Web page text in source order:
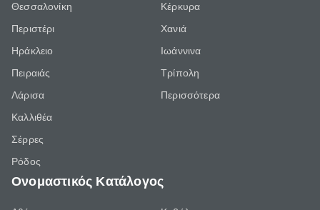
Θεσσαλονίκη
Περιστέρι
Ηράκλειο
Πειραιάς
Λάρισα
Καλλιθέα
Σέρρες
Ρόδος
Κέρκυρα
Χανιά
Ιωάννινα
Τρίπολη
Περισσότερα
Ονομαστικός Κατάλογος